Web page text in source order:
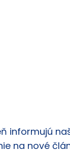
informujú